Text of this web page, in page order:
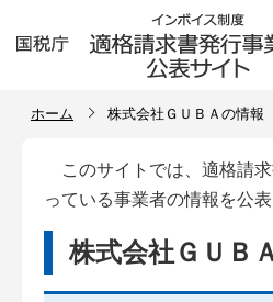
ホーム 株式会社ＧＵＢＡの情報
このサイトでは、適格請
っている事業者の情報を公表
株式会社ＧＵＢ